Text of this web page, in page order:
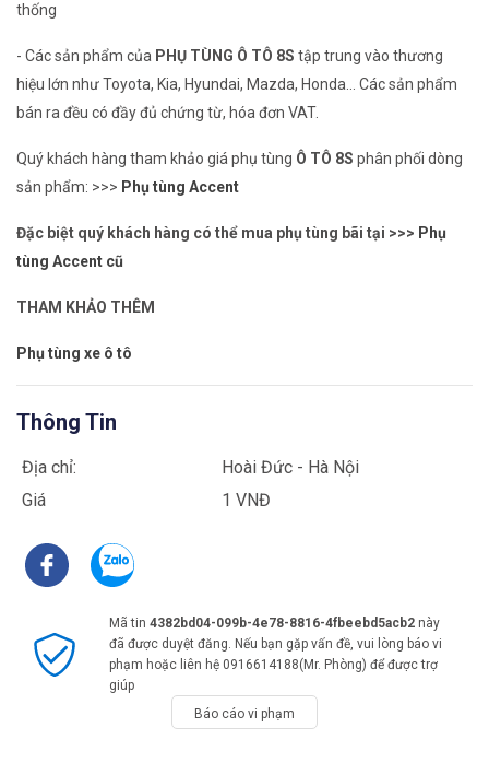
thống
- Các sản phẩm của PHỤ TÙNG Ô TÔ 8S tập trung vào thương
hiệu lớn như Toyota, Kia, Hyundai, Mazda, Honda... Các sản phẩm
bán ra đều có đầy đủ chứng từ, hóa đơn VAT.
Quý khách hàng tham khảo giá phụ tùng Ô TÔ 8S phân phối dòng
sản phẩm: >>> Phụ tùng Accent
Đặc biệt quý khách hàng có thể mua phụ tùng bãi tại >>> Phụ
tùng Accent cũ
THAM KHẢO THÊM
Phụ tùng xe ô tô
Thông Tin
Địa chỉ:
Hoài Đức - Hà Nội
Giá
1 VNĐ
Mã tin 4382bd04-099b-4e78-8816-4fbeebd5acb2này
đã được duyệt đăng. Nếu bạn gặp vấn đề, vui lòng báo vi
phạm hoặc liên hệ 0916614188(Mr. Phòng) để được trợ
giúp
Báo cáo vi phạm